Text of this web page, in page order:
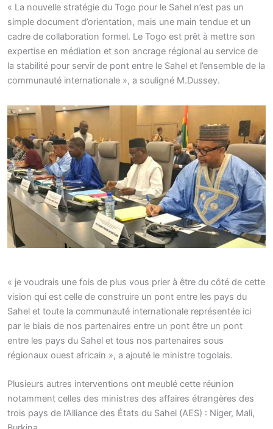
« La nouvelle stratégie du Togo pour le Sahel n’est pas un
simple document d’orientation, mais une main tendue et un
cadre de collaboration formel. Le Togo est prêt à mettre son
expertise en médiation et son ancrage régional au service de
la stabilité pour servir de pont entre le Sahel et l’ensemble de la
communauté internationale », a souligné M.Dussey.
« je voudrais une fois de plus vous prier à être du côté de cette
vision qui est celle de construire un pont entre les pays du
Sahel et toute la communauté internationale représentée ici
par le biais de nos partenaires entre un pont être un pont
entre les pays du Sahel et tous nos partenaires sous
régionaux ouest africain », a ajouté le ministre togolais.
Plusieurs autres interventions ont meublé cette réunion
notamment celles des ministres des affaires étrangères des
trois pays de l’Alliance des États du Sahel (AES) : Niger, Mali,